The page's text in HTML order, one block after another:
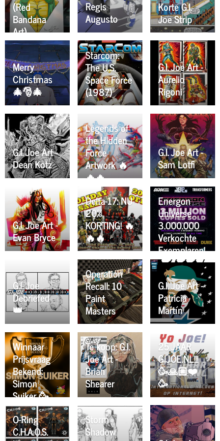
(Red
Bandana
Art)
Regis
Augusto
Korte G.I.
Joe Strip
Merry
Christmas
🎄🎅🎄
Starcom:
The U.S.
Space Force
(1987)
G.I. Joe Art -
Aurelio
Rigoni
G.I. Joe Art -
Dean Kotz
Legends of
the Hidden
Force
Artwork 🔥
🔥🔥
G.I. Joe Art -
Sam Lotfi
G.I. Joe Art -
Evan Bryce
Delta-17: NU
20%
KORTING! 🔥
🔥🔥
Energon
Universe
3.000.000
Verkochte
Exemplaren!
🔥🔥🔥
G.I. Joe
Debriefed
👑
Operation
Recall: 10
Paint
Masters
G.I. Joe Art -
Patricia
Martín
Winnaar
Prijsvraag
Bekend:
Simon
Suiker 🥳
Te koop: G.I.
Joe Art -
Brian
Shearer
25 JAAR
GIJOE.NL!!!
🥳🙏🏼❤️
🥳
O-Ring
C.H.A.O.S.
Storm
Shadow